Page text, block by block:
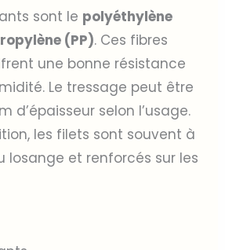
sont le polyéthylène
(PP). Ces fibres
une bonne résistance
Le tressage peut être
d’épaisseur selon l’usage.
les filets sont souvent à
losange et renforcés sur les